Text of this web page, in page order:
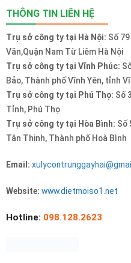
THÔNG TIN LIÊN HỆ
Trụ sở công ty tại Hà Nội: Số
Văn,Quận Nam Từ Liêm Hà Nội
Trụ sở công ty tại Vĩnh Phúc:
Bảo, Thành phố Vĩnh Yên, tỉnh
Trụ sở công ty tại Phú Thọ: Số
Tỉnh, Phú Thọ
Trụ sở công ty tại Hòa Bình: Số
Tân Thịnh, Thành phố Hoà Bình
Email:
Website: www.dietmoiso1.net
Hotline: 098.128.2623